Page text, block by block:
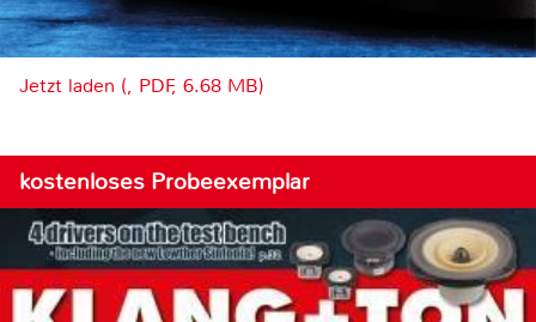
Jetzt laden (, PDF, 6.68 MB)
kostenloses Probeexemplar